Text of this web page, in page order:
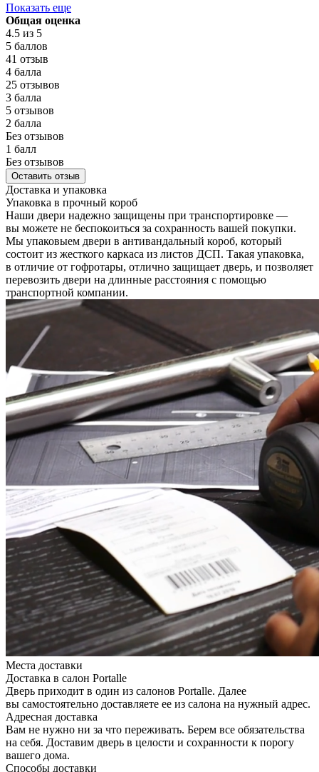
Показать еще
Общая оценка
4.5 из 5
5 баллов
41 отзыв
4 балла
25 отзывов
3 балла
5 отзывов
2 балла
Без отзывов
1 балл
Без отзывов
Оставить отзыв
Доставка и упаковка
Упаковка в прочный короб
Наши двери надежно защищены при транспортировке —
вы можете не беспокоиться за сохранность вашей покупки.
Мы упаковыем двери в антивандальный короб, который
состоит из жесткого каркаса из листов ДСП. Такая упаковка,
в отличие от гофротары, отлично защищает дверь, и позволяет
перевозить двери на длинные расстояния с помощью
транспортной компании.
Места доставки
Доставка в салон Portalle
Дверь приходит в один из салонов Portalle. Далее
вы самостоятельно доставляете ее из салона на нужный адрес.
Адресная доставка
Вам не нужно ни за что переживать. Берем все обязательства
на себя. Доставим дверь в целости и сохранности к порогу
вашего дома.
Способы доставки